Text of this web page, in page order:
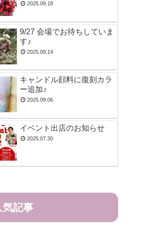
2025.09.18
9/27 会場でお待ちしていま
す♪
2025.09.14
キャンドル顔料に復刻カラ
ー追加♪
2025.09.06
イベント出店のお知らせ
2025.07.30
気記事